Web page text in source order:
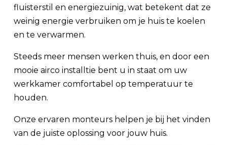
fluisterstil en energiezuinig, wat betekent dat ze
weinig energie verbruiken om je huis te koelen
en te verwarmen.
Steeds meer mensen werken thuis, en door een
mooie airco installtie bent u in staat om uw
werkkamer comfortabel op temperatuur te
houden.
Onze ervaren monteurs helpen je bij het vinden
van de juiste oplossing voor jouw huis.